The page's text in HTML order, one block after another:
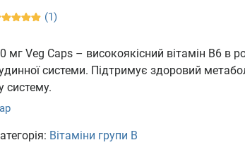
(1)
мг Veg Caps – високоякісний вітамін В6 в
системи. Підтримує здоровий
систему.
Вітаміни групи В